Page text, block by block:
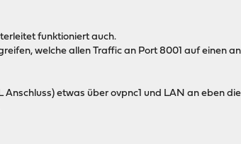
funktioniert auch.
welche allen Traffic an Port 8001 auf einen
Anschluss) etwas über ovpnc1 und LAN an eben